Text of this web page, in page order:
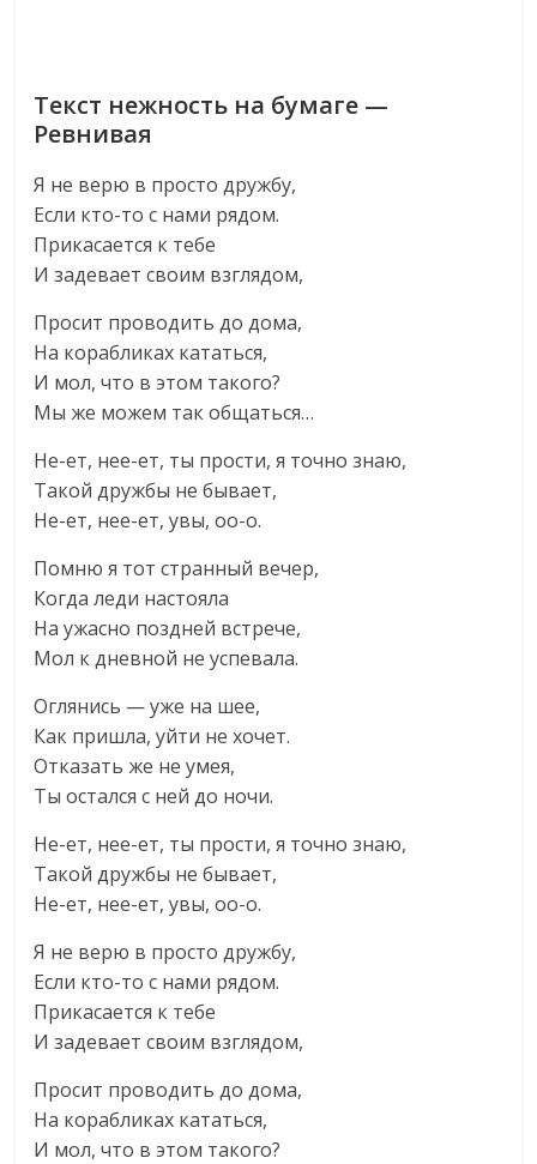
Текст нежность на бумаге —
Ревнивая
Я не верю в просто дружбу,
Если кто-то с нами рядом.
Прикасается к тебе
И задевает своим взглядом,
Просит проводить до дома,
На корабликах кататься,
И мол, что в этом такого?
Мы же можем так общаться…
Не-ет, нее-ет, ты прости, я точно знаю,
Такой дружбы не бывает,
Не-ет, нее-ет, увы, оо-о.
Помню я тот странный вечер,
Когда леди настояла
На ужасно поздней встрече,
Мол к дневной не успевала.
Оглянись — уже на шее,
Как пришла, уйти не хочет.
Отказать же не умея,
Ты остался с ней до ночи.
Не-ет, нее-ет, ты прости, я точно знаю,
Такой дружбы не бывает,
Не-ет, нее-ет, увы, оо-о.
Я не верю в просто дружбу,
Если кто-то с нами рядом.
Прикасается к тебе
И задевает своим взглядом,
Просит проводить до дома,
На корабликах кататься,
И мол, что в этом такого?